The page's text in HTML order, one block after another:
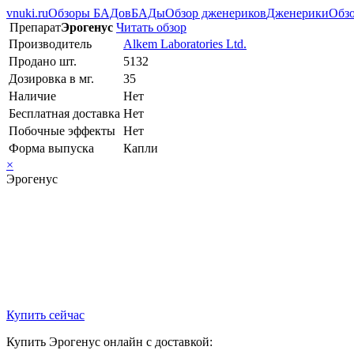
vnuki.ruОбзоры БАДовБАДыОбзор дженериковДженерики
ПрепаратЭрогенус Читать обзор
Производитель
Alkem Laboratories Ltd.
Продано шт.
5132
Дозировка в мг.
35
Наличие
Нет
Бесплатная доставка Нет
Побочные эффекты Нет
Форма выпуска
Капли
×
Эрогенус
Купить сейчас
Купить Эрогенус онлайн с доставкой: